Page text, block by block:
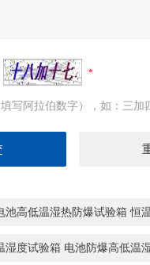
写阿拉伯数字），如：三加
池高低温湿热防爆试验箱 恒
湿度试验箱 电池防爆高低温